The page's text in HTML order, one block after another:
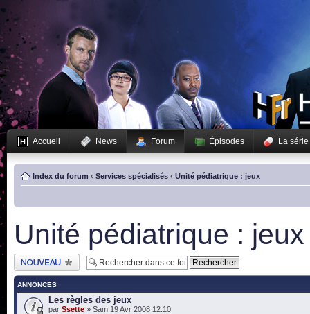
Accueil News Forum Épisodes La série
Index du forum ‹ Services spécialisés ‹ Unité pédiatrique : jeux
Unité pédiatrique : jeux
Publier un nouveau
sujet
ANNONCES
Les règles des jeux
par Ssette » Sam 19 Avr 2008 12:10